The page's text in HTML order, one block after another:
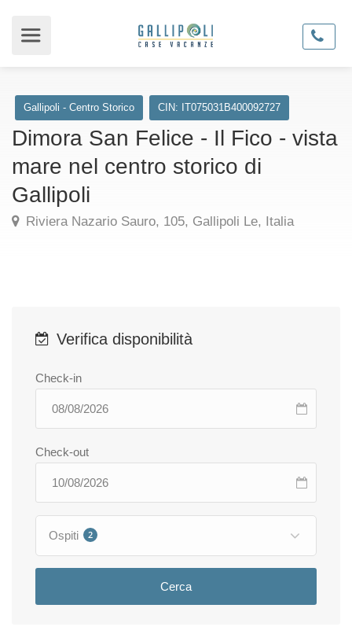
Gallipoli - Centro Storico CIN: IT075031B400092727
Dimora San Felice - Il Fico - vista
mare nel centro storico di
Gallipoli
Riviera Nazario Sauro, 105, Gallipoli Le, Italia
Verifica disponibilità
Check-in
Check-out
Ospiti 2
Cerca